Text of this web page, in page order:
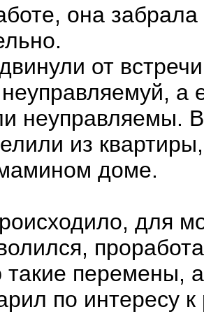
она
от
неуправляемы.
из
доме.
для
перемены,
по интересу к